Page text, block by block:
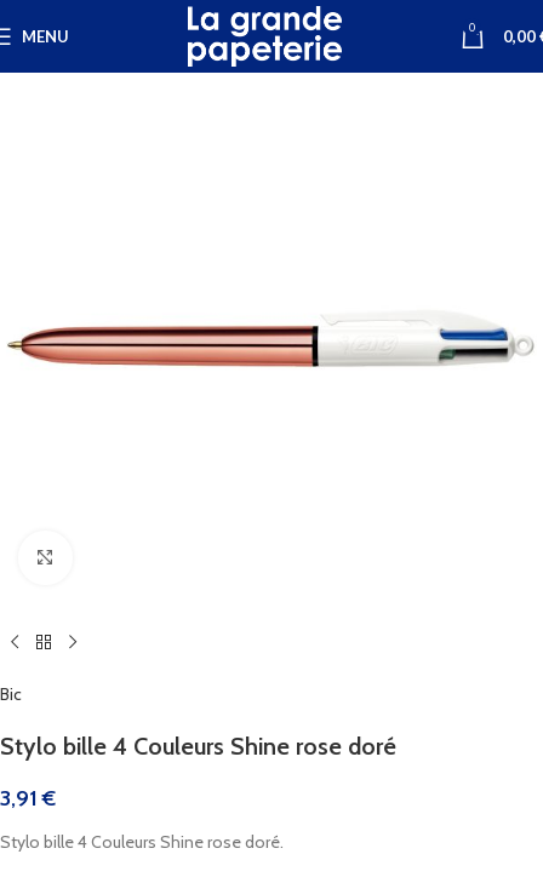
MENU 0 0,00
Bic
Stylo bille 4 Couleurs Shine rose doré
3,91€
Stylo bille 4 Couleurs Shine rose doré.